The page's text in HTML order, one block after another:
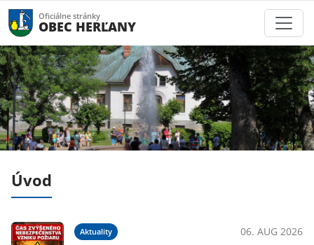
Oficiálne stránky
OBEC HERĽANY
Úvod
Aktuality 06. AUG 2026